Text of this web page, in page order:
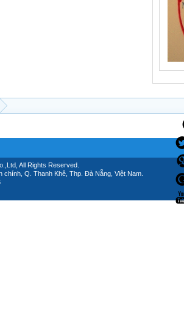
All Rights Reserved.
chính, Q. Thanh Khê, Thp. Đà Nẵng, Việt Nam.